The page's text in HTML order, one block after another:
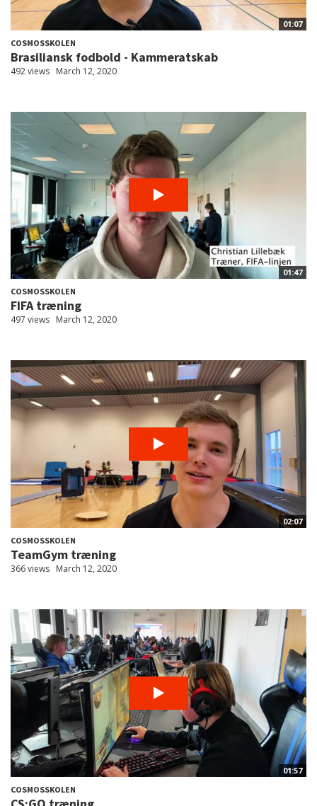
01:07
COSMOSSKOLEN
Brasiliansk fodbold - Kammeratskab
492 views March 12, 2020
01:47
COSMOSSKOLEN
FIFA træning
497 views March 12, 2020
02:07
COSMOSSKOLEN
TeamGym træning
366 views March 12, 2020
01:57
COSMOSSKOLEN